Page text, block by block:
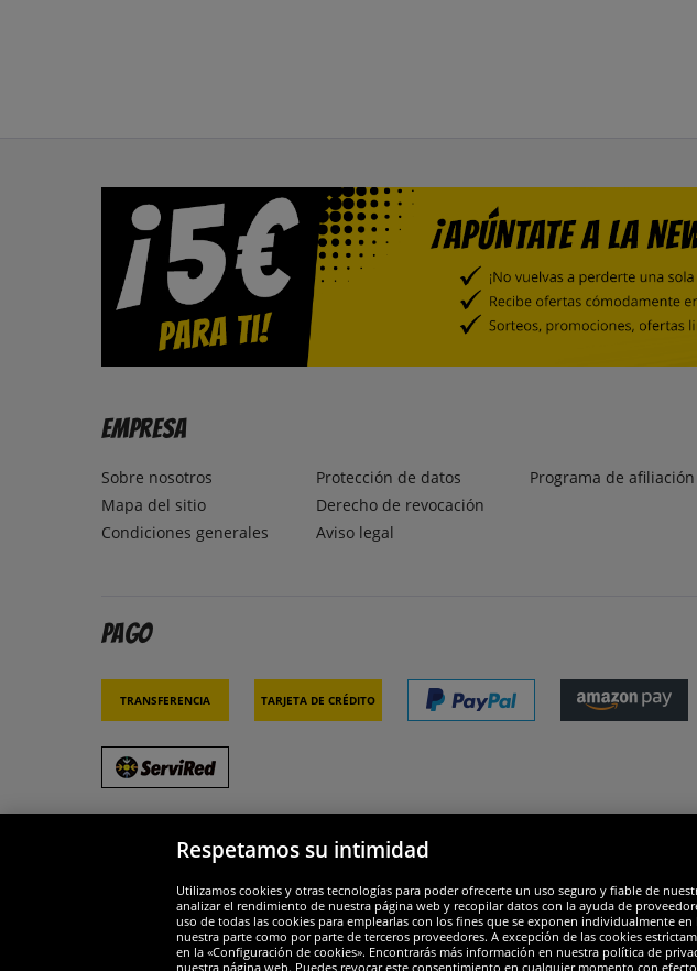
Empresa
Sobre nosotros
Mapa del sitio
Condiciones generales
Protección de datos
Derecho de revocación
Aviso legal
Programa de afiliación
Pago
Transferencia Tarjeta de crédito
Respetamos su intimidad
Utilizamos cookies y otras tecnologías para poder ofrecerte un uso seguro y fiable de
analizar el rendimiento de nuestra página web y recopilar datos con la ayuda de
uso de todas las cookies para emplearlas con los fines que se exponen individualmente
nuestra parte como por parte de terceros proveedores. A excepción de las cookies
en la «Configuración de cookies». Encontrarás más información en nuestra política de
nuestra página web. Puedes revocar este consentimiento en cualquier momento con